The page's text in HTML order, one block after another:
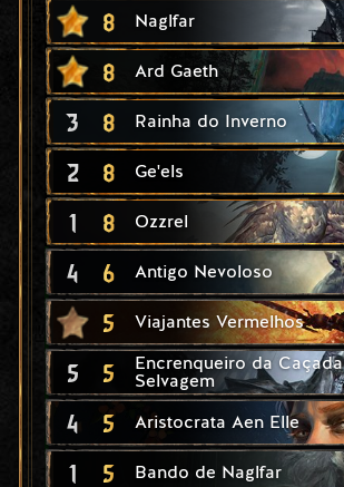
8 Naglfar
8 Ard Gaeth
3 8 Rainha do Inverno
2 8 Ge'els
1 8 Ozzrel
4 6 Antigo Nevoloso
5 Viajantes Vermelhos
5 5
Encrenqueiro da Caçada
Selvagem
4 5 Aristocrata Aen Elle
1 5 Bando de Naglfar